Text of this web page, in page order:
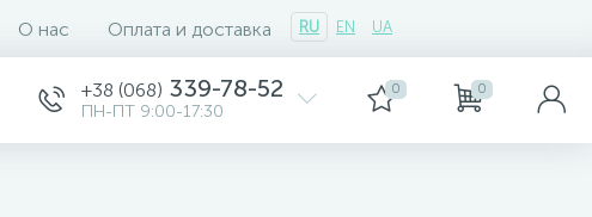
О нас Оплата и доставка RU EN UA
+38 (068) 339-78-52
ПН-ПТ 9:00-17:30
0 0